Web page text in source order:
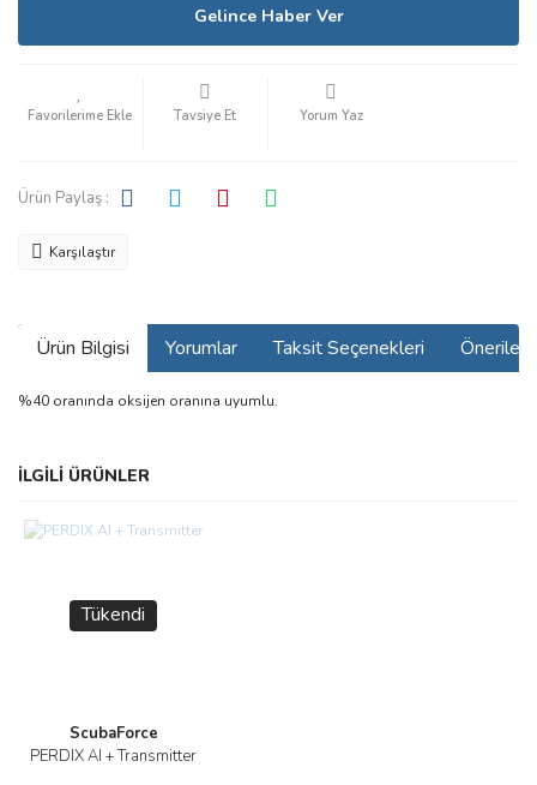
Gelince Haber Ver
Tavsiye Et Yorum Yaz
Ürün Paylaş :
Karşılaştır
Ürün Bilgisi Yorumlar Taksit Seçenekleri
%40 oranında oksijen oranına uyumlu.
Bu ürünün fiyat bilgisi, resim, ürün açıklamalarında ve diğer
konularda yetersiz gördüğünüz noktaları öneri formunu kullanarak
Görüş ve önerileriniz için teşekkür ederiz.
Ürün açıklamasında eksik bilgiler bulunuyor.
Bu ürüne benzer farklı alternatifler olmalı.
İLGİLİ ÜRÜNLER
Tükendi
ScubaForce
PERDIX AI + Transmitter